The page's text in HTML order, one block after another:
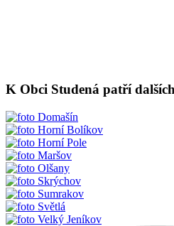
K Obci Studená patří
Domašín
Horní Bolíkov
Horní Pole
Maršov
Olšany
Skrýchov
Sumrakov
Světlá
Velký Jeníkov